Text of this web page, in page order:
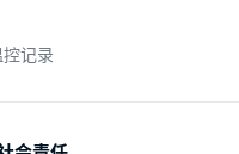
记录